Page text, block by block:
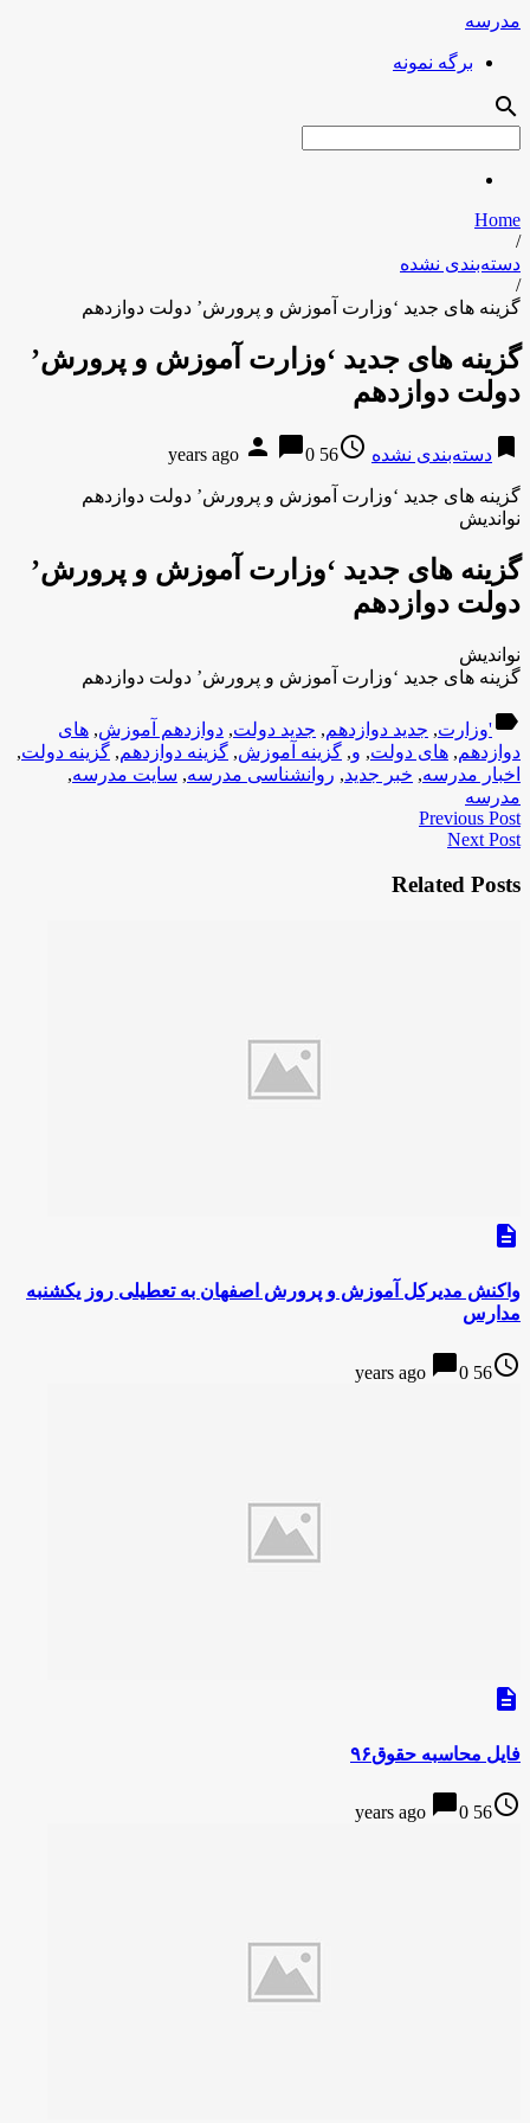
مدرسه
برگه نمونه
search
Home
/
دسته‌بندی نشده
/
گزینه هاى جدید ‘وزارت آموزش و پرورش’ دولت دوازدهم
گزینه هاى جدید ‘وزارت آموزش و پرورش’
دولت دوازدهم
bookmark دسته‌بندی نشده access_time
56 years ago
person chat_bubble0
گزینه هاى جدید ‘وزارت آموزش و پرورش’ دولت دوازدهم
نواندیش
گزینه هاى جدید ‘وزارت آموزش و پرورش’
دولت دوازدهم
نواندیش
گزینه هاى جدید ‘وزارت آموزش و پرورش’ دولت دوازدهم
label'وزارت, جدید دوازدهم, جدید دولت, دوازدهم آموزش, هاى
دوازدهم, هاى دولت, و, گزینه آموزش, گزینه دوازدهم, گزینه دولت,
اخبار مدرسه, خبر جدید, روانشناسی مدرسه, سایت مدرسه,
مدرسه
Previous Post
Next Post
Related Posts
description
واکنش مدیرکل آموزش و پرورش اصفهان به تعطیلی روز یکشنبه
مدارس
access_time
56 years ago
chat_bubble0
description
فایل محاسبه حقوق۹۶
access_time
56 years ago
chat_bubble0